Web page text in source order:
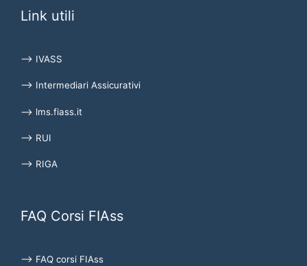
Link utili
⟶ IVASS
⟶ Intermediari Assicurativi
⟶ lms.fiass.it
⟶ RUI
⟶ RIGA
FAQ Corsi FIAss
⟶ FAQ corsi FIAss